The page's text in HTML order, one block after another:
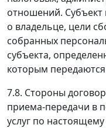
отношений.
о владельце, цели
собранных
субъекта,
которым
7.8. Стороны
приема-передачи в
услуг по